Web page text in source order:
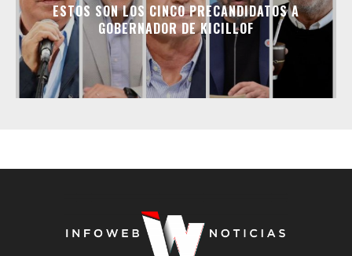
ESTOS SON LOS CINCO PRECANDIDATOS A
GOBERNADOR DE KICILLOF